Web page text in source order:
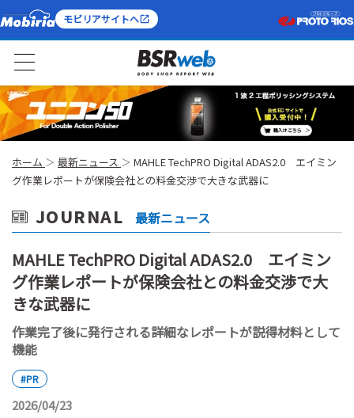
モビリアサイトへ
ホーム 最新ニュース
MAHLE TechPRO Digital ADAS2.0 エイミン
グ作業レポートが保険会社との料金交渉で大きな武器に
JOURNAL 最新ニュース
MAHLE TechPRO Digital ADAS2.0 エイミン
グ作業レポートが保険会社との料金交渉で大
きな武器に
作業完了後に発行される詳細なレポートが説得材料として
機能
#PR
2026/04/23